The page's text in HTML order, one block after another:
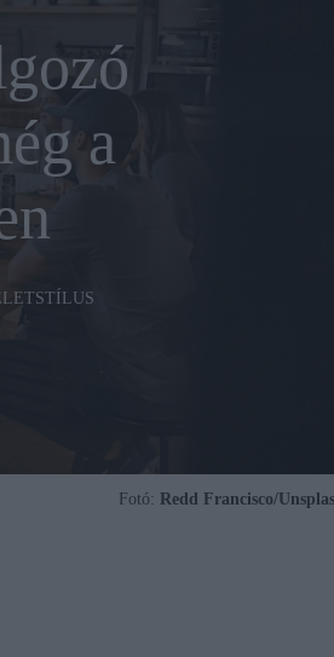
a
Fotó: Redd Francisco/